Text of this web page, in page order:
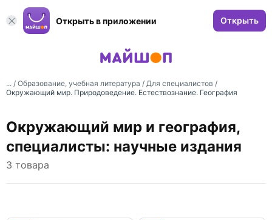
Открыть в приложении Открыть
... / Образование, учебная литература / Для специалистов /
Окружающий мир. Природоведение. Естествознание. География
Окружающий мир и география,
специалисты: научные издания
3 товара